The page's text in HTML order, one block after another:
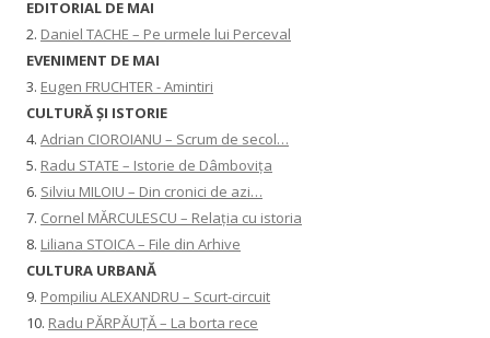
EDITORIAL DE MAI
2. Daniel TACHE – Pe urmele lui Perceval
EVENIMENT DE MAI
3. Eugen FRUCHTER - Amintiri
CULTURĂ ŞI ISTORIE
4. Adrian CIOROIANU – Scrum de secol…
5. Radu STATE – Istorie de Dâmbovița
6. Silviu MILOIU – Din cronici de azi…
7. Cornel MĂRCULESCU – Relația cu istoria
8. Liliana STOICA – File din Arhive
CULTURA URBANĂ
9. Pompiliu ALEXANDRU – Scurt-circuit
10. Radu PĂRPĂUȚĂ – La borta rece